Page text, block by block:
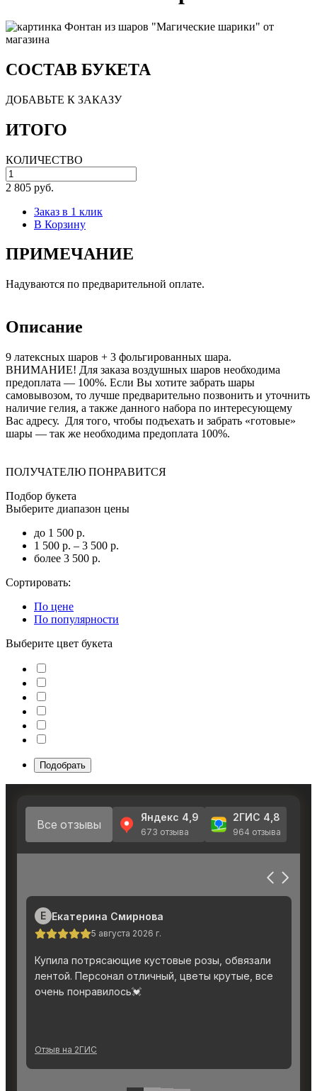
СОСТАВ БУКЕТА
ДОБАВЬТЕ К ЗАКАЗУ
ИТОГО
КОЛИЧЕСТВО
2 805 руб.
Заказ в 1 клик
В Корзину
ПРИМЕЧАНИЕ
Надуваются по предварительной оплате.
Описание
9 латексных шаров + 3 фольгированных шара.
ВНИМАНИЕ! Для заказа воздушных шаров необходима
предоплата — 100%. Если Вы хотите забрать шары
самовывозом, то лучше предварительно позвонить и уточнить
наличие гелия, а также данного набора по интересующему
Вас адресу. Для того, чтобы подъехать и забрать «готовые»
шары — так же необходима предоплата 100%.
ПОЛУЧАТЕЛЮ ПОНРАВИТСЯ
Подбор букета
Выберите диапазон цены
до 1 500 р.
1 500 р. – 3 500 р.
более 3 500 р.
Сортировать:
По цене
По популярности
Выберите цвет букета
Подобрать